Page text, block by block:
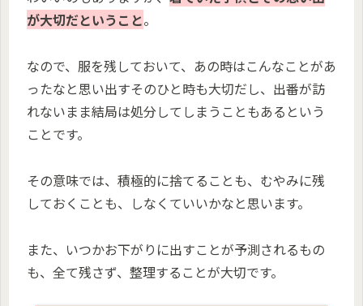
が大切だということ。
なので、服を残しておいて、あの時はこんなことがあ
ったなと思い出すそのひと時も大切だし、出番が訪
れないまま結局は処分してしまうこともあるという
ことです。
その意味では、積極的に捨てることも、むやみに残
しておくことも、しなくていいかなと思います。
また、いつかお下がりに出すことが予測されるもの
も、全て残さず、整理することが大切です。